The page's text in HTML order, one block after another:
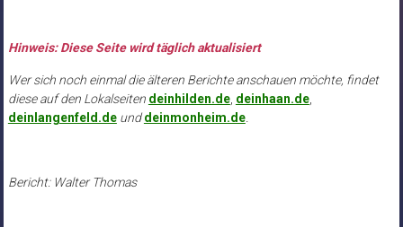
Hinweis: Diese Seite wird täglich aktualisiert
Wer sich noch einmal die älteren Berichte anschauen möchte, findet
diese auf den Lokalseiten deinhilden.de, deinhaan.de,
deinlangenfeld.deunddeinmonheim.de.
Bericht: Walter Thomas